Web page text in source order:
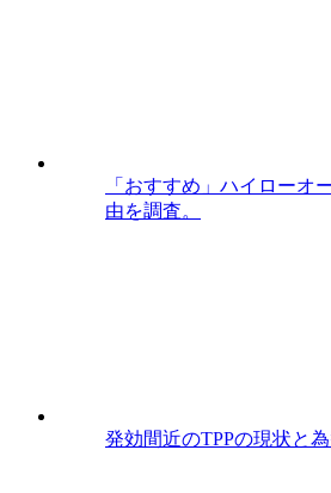
「おすすめ」ハイローオ
由を調査。
発効間近のTPPの現状と